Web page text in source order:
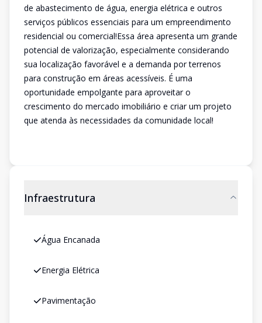
de abastecimento de água, energia elétrica e outros
serviços públicos essenciais para um empreendimento
residencial ou comercial!Essa área apresenta um grande
potencial de valorização, especialmente considerando
sua localização favorável e a demanda por terrenos
para construção em áreas acessíveis. É uma
oportunidade empolgante para aproveitar o
crescimento do mercado imobiliário e criar um projeto
que atenda às necessidades da comunidade local!
Infraestrutura
Água Encanada
Energia Elétrica
Pavimentação